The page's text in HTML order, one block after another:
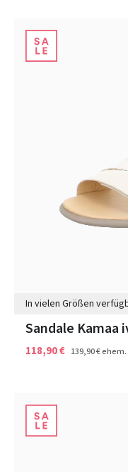
In vielen Größen
Sandale Kamaa
118,90 € 139,90 €ehem.